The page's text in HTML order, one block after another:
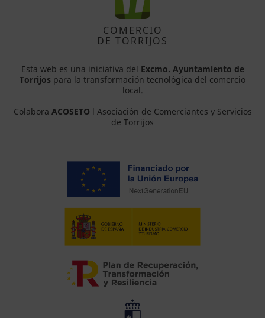
COMERCIO
DE TORRIJOS
Esta web es una iniciativa del Excmo. Ayuntamiento de
Torrijos para la transformación tecnológica del comercio
local.
Colabora ACOSETO l Asociación de Comerciantes y Servicios
de Torrijos